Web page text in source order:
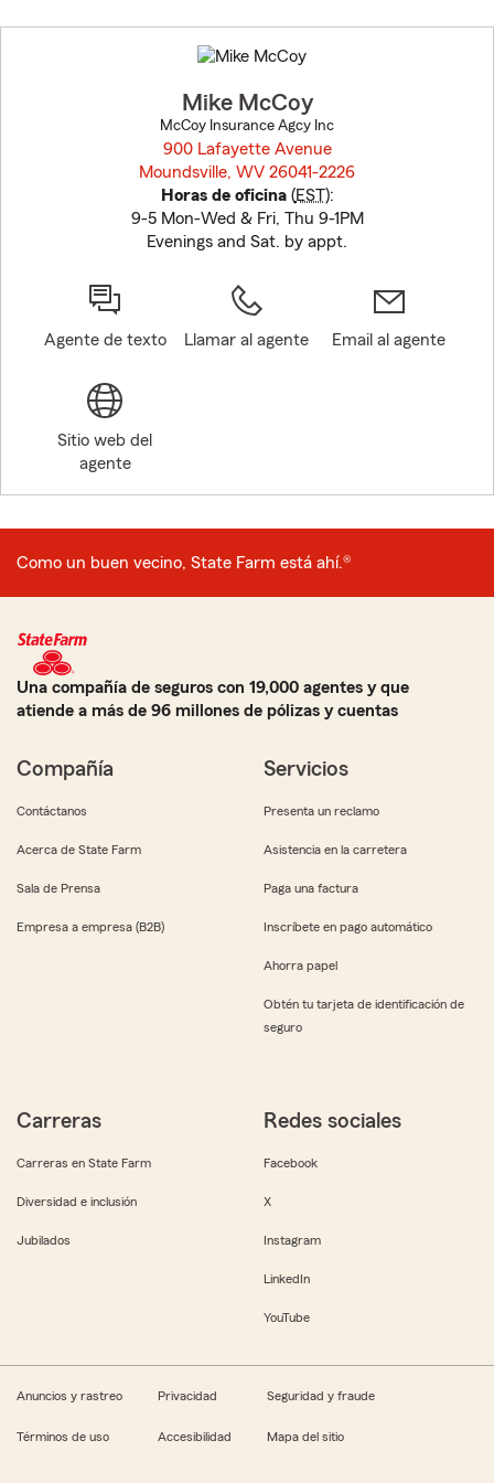
to
before
Mike McCoy
McCoy Insurance Agcy Inc
900 Lafayette Avenue
Moundsville, WV 26041-2226
Horas de oficina(EST):
9-5 Mon-Wed & Fri, Thu 9-1PM
Evenings and Sat. by appt.
Agente de texto Llamar al agente Email al agente
Sitio web del
agente
Como un buen vecino, State Farm está ahí.®
Una compañía de seguros con 19,000 agentes y que
atiende a más de 96 millones de pólizas y cuentas
Compañía
Contáctanos
Acerca de State Farm
Sala de Prensa
Empresa a empresa (B2B)
Servicios
Presenta un reclamo
Asistencia en la carretera
Paga una factura
Inscríbete en pago automático
Ahorra papel
Obtén tu tarjeta de identificación de
seguro
Carreras
Carreras en State Farm
Diversidad e inclusión
Jubilados
Redes sociales
Facebook
X
Instagram
LinkedIn
YouTube
Anuncios y rastreo Privacidad Seguridad y fraude
Términos de uso Accesibilidad Mapa del sitio